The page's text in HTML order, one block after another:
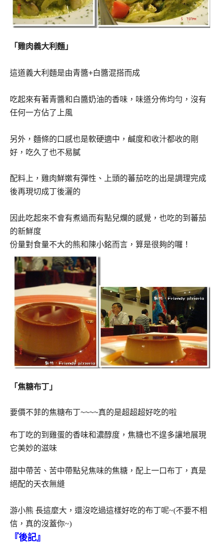
「雞肉義大利麵」
這道義大利麵是由青醬+白醬混搭而成
吃起來有著青醬和白醬奶油的香味，味道分佈均勻，沒有
任何一方佔了上風
另外，麵條的口感也是軟硬適中，鹹度和收汁都收的剛
好，吃久了也不易膩
配料上，雞肉鮮嫰有彈性、上頭的蕃茄吃的出是調理完成
後再現切成丁後灑的
因此吃起來不會有煮過而有點兒爛的感覺，也吃的到蕃茄
的新鮮度
份量對食量不大的熊和陳小銘而言，算是很夠的囉！
「焦糖布丁」
要價不菲的焦糖布丁~~~~真的是超超超好吃的啦
布丁吃的到雞蛋的香味和濃醇度，焦糖也不遑多讓地展現
它美妙的滋味
甜中帶苦、苦中帶點兒焦味的焦糖，配上一口布丁，真是
絕配的天衣無縫
游小熊 長這麼大，還沒吃過這樣好吃的布丁呢~(不要不相
信，真的沒蓋你~)
『後記』